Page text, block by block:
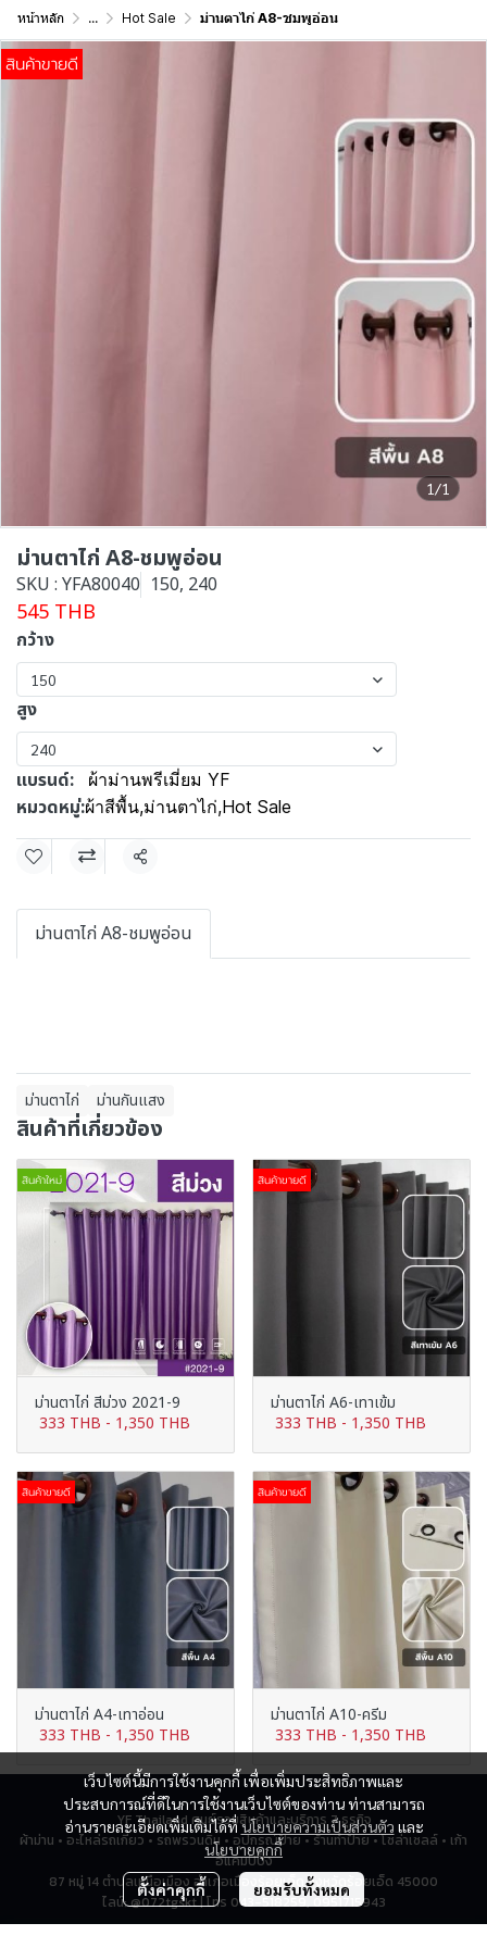
หน้าหลัก ... Hot Sale ม่านตาไก่ A8-ชมพูอ่อน
1/1
สินค้าขายดี
ม่านตาไก่ A8-ชมพูอ่อน
SKU : YFA80040 150, 240
545 THB
กว้าง
150
สูง
240
แบรนด์: ผ้าม่านพรีเมี่ยม YF
หมวดหมู่:ผ้าสีพื้น,ม่านตาไก่,Hot Sale
แชร์
ม่านตาไก่ A8-ชมพูอ่อน
ม่านตาไก่ ม่านกันแสง
สินค้าที่เกี่ยวข้อง
สินค้าใหม่
ม่านตาไก่ สีม่วง 2021-9
333 THB - 1,350 THB
สินค้าขายดี
ม่านตาไก่ A6-เทาเข้ม
333 THB - 1,350 THB
สินค้าขายดี
ม่านตาไก่ A4-เทาอ่อน
333 THB - 1,350 THB
สินค้าขายดี
ม่านตาไก่ A10-ครีม
333 THB - 1,350 THB
เว็บไซต์นี้มีการใช้งานคุกกี้ เพื่อเพิ่มประสิทธิภาพและ
ประสบการณ์ที่ดีในการใช้งานเว็บไซต์ของท่าน ท่านสามารถ
อ่านรายละเอียดเพิ่มเติมได้ที่นโยบายความเป็นส่วนตัว และ
นโยบายคุกกี้
ตั้งค่าคุกกี้ ยอมรับทั้งหมด
YF Thailand ศูนย์รวมสินค้าและบริการ 7 ธุรกิจ
ผ้าม่าน • อะไหล่รถเกี่ยว • รถพรวนดิน • อุปกรณ์ป้าย • ร้านทำป้าย • โซล่าเซลล์ • เก้า
อี้แคมป์ปิ้ง
87 หมู่ 14 ตำบลเหนือเมือง อำเภอเมืองร้อยเอ็ด จังหวัดร้อยเอ็ด 45000
ไลน์: @072tgskt | โทร 043-518259, 0951715943